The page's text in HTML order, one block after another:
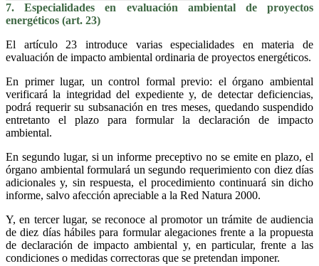
7. Especialidades en evaluación ambiental de proyectos
energéticos (art. 23)
El artículo 23 introduce varias especialidades en materia de
evaluación de impacto ambiental ordinaria de proyectos energéticos.
En primer lugar, un control formal previo: el órgano ambiental
verificará la integridad del expediente y, de detectar deficiencias,
podrá requerir su subsanación en tres meses, quedando suspendido
entretanto el plazo para formular la declaración de impacto
ambiental.
En segundo lugar, si un informe preceptivo no se emite en plazo, el
órgano ambiental formulará un segundo requerimiento con diez días
adicionales y, sin respuesta, el procedimiento continuará sin dicho
informe, salvo afección apreciable a la Red Natura 2000.
Y, en tercer lugar, se reconoce al promotor un trámite de audiencia
de diez días hábiles para formular alegaciones frente a la propuesta
de declaración de impacto ambiental y, en particular, frente a las
condiciones o medidas correctoras que se pretendan imponer.